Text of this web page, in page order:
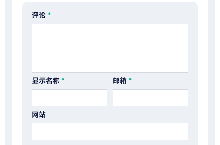
评论 *
显示名称 * 邮箱 *
网站